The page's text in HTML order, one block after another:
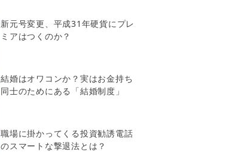
新元号変更、平成31年硬貨にプレ
ミアはつくのか？
結婚はオワコンか？実はお金持ち
同士のためにある「結婚制度」
職場に掛かってくる投資勧誘電話
のスマートな撃退法とは？